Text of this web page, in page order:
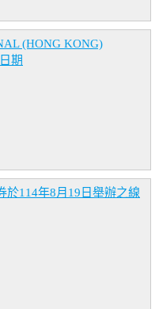
(HONG KONG)
期
於114年8月19日舉辦之線